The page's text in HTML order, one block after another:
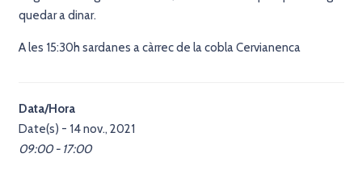
quedar a dinar.
A les 15:30h sardanes a càrrec de la cobla Cervianenca
Data/Hora
Date(s) - 14 nov., 2021
09:00 - 17:00